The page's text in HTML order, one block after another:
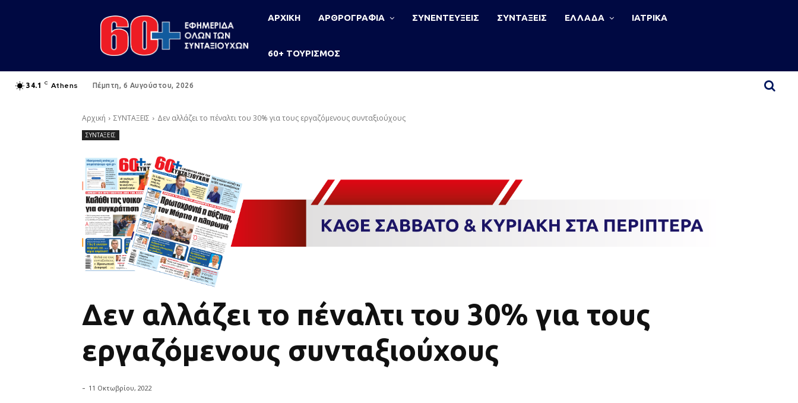
ΑΡΧΙΚΗ ΑΡΘΡΟΓΡΑΦΙΑ ΣΥΝΕΝΤΕΥΞΕΙΣ ΣΥΝΤΑΞΕΙΣ ΕΛΛΑΔΑ ΙΑΤΡΙΚΑ
60+ ΤΟΥΡΙΣΜΟΣ
34.1 C Athens Πέμπτη, 6 Αυγούστου, 2026
Αρχική ΣΥΝΤΑΞΕΙΣ Δεν αλλάζει το πέναλτι του 30% για τους εργαζόμενους συνταξιούχους
ΣΥΝΤΑΞΕΙΣ
Δεν αλλάζει το πέναλτι του 30% για τους
εργαζόμενους συνταξιούχους
- 11 Οκτωβρίου, 2022